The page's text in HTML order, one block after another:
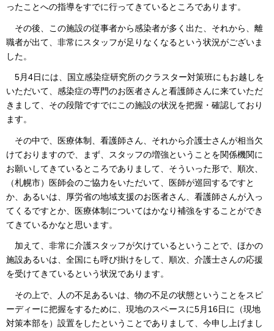
ったことへの指導をすでに行ってきているところであります。
その後、この施設の従事者から感染者が多く出た、それから、離
職者が出て、非常にスタッフが足りなくなるという状況がございま
した。
5月4日には、国立感染症研究所のクラスター対策班にもお越しを
いただいて、感染症の専門のお医者さんと看護師さんに来ていただ
きまして、その段階ですでにこの施設の状況を把握・確認しており
ます。
その中で、医療体制、看護師さん、それから介護士さんが相当欠
けておりますので、まず、スタッフの増強ということを関係機関に
お願いしてきているところでありまして、そういった形で、順次、
（札幌市）医師会のご協力をいただいて、医師が巡回するですと
か、あるいは、厚労省の地域支援のお医者さん、看護師さんが入っ
てくるですとか、医療体制についてはかなり補強をすることができ
てきているかなと思います。
加えて、非常に介護スタッフが欠けているということで、ほかの
施設あるいは、全国にも呼び掛けをして、順次、介護士さんの応援
を受けてきているという状況であります。
その上で、人の不足あるいは、物の不足の状態ということをスピ
ーディーに把握をするために、現地のスペースに5月16日に（現地
対策本部を）設置をしたということでありまして、今申し上げまし